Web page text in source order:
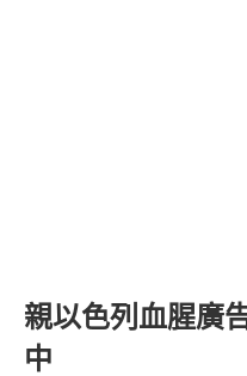
親以色列血腥廣
中